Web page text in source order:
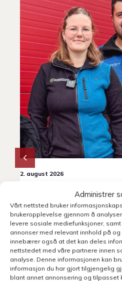
Administrer
Vårt nettsted bruker
brukeropplevelse gjennom å
levere sosiale mediefunksjoner,
annonser med relevant innhold på
innebærer også at det kan deles
nettstedet med våre partnere innen
analyse. Denne informasjonen kan
informasjon du har gjort tilgjengelig
blant annet annonsering og tilpasset
2. august 2026
Smart
sau og gris
På Voss har Kjersti og
nytt sauehus tilpasset 75
gamle fjøset var tungvint,
en enklere hverdag.